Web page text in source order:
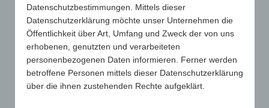
Disclaimer
Keine Abmahnung ohne vorherige
Kontaktaufnahme!
Sollte der Inhalt oder die Aufmachung unserer
Angebote fremde Rechte Dritter verletzen, so bitten
wir um eine entsprechende Nachricht ohne
Datenschutzbestimmungen. Mittels dieser
Datenschutzerklärung möchte unser Unternehmen die
Öffentlichkeit über Art, Umfang und Zweck der von uns
erhobenen, genutzten und verarbeiteten
personenbezogenen Daten informieren. Ferner werden
betroffene Personen mittels dieser Datenschutzerklärung
über die ihnen zustehenden Rechte aufgeklärt.